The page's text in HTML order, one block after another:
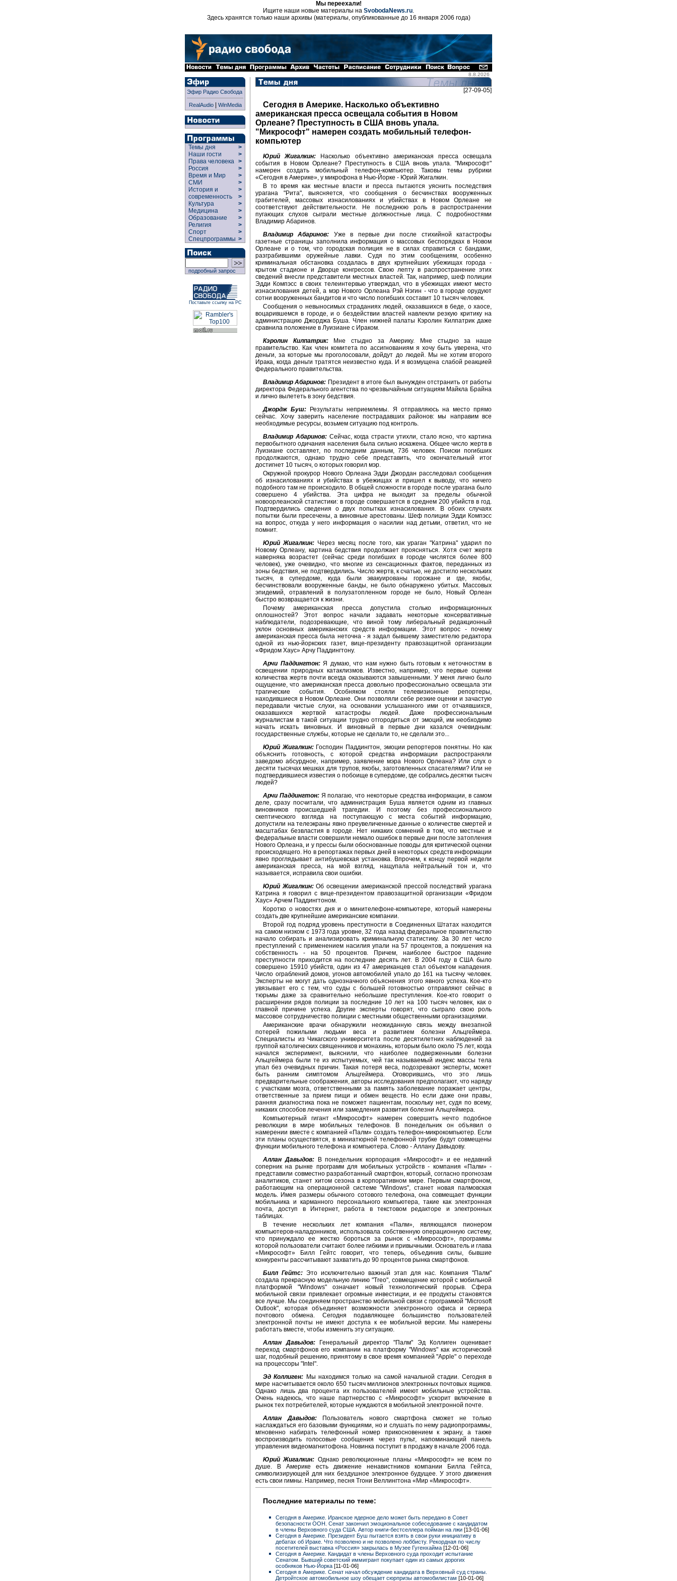
Мы переехали!
Ищите наши новые материалы на SvobodaNews.ru.
Здесь хранятся только наши архивы (материалы, опубликованные до 16 января 2006 года)
8.8.2026
Эфир Радио Свобода
RealAudio| WinMedia
Темы дня
>
Наши гости
>
Права человека >
Россия
>
Время и Мир
>
СМИ
>
История и
современность
>
>
Культура
>
Медицина
>
Образование
>
Религия
>
Спорт
>
Спецпрограммы >
подробный запрос
Поставьте ссылку на РС
[27-09-05]
Сегодня в Америке. Насколько объективно
американская пресса освещала события в Новом
Орлеане? Преступность в США вновь упала.
"Микрософт" намерен создать мобильный телефон-
компьютер
Юрий Жигалкин: Насколько объективно американская пресса освещала
события в Новом Орлеане? Преступность в США вновь упала. "Микрософт"
намерен создать мобильный телефон-компьютер. Таковы темы рубрики
«Сегодня в Америке», у микрофона в Нью-Йорке - Юрий Жигалкин.
В то время как местные власти и пресса пытаются уяснить последствия
урагана "Рита", выясняется, что сообщения о бесчинствах вооруженных
грабителей, массовых изнасилованиях и убийствах в Новом Орлеане не
соответствуют действительности. Не последнюю роль в распространении
пугающих слухов сыграли местные должностные лица. С подробностями
Владимир Абаринов.
Владимир Абаринов: Уже в первые дни после стихийной катастрофы
газетные страницы заполнила информация о массовых беспорядках в Новом
Орлеане и о том, что городская полиция не в силах справиться с бандами,
разграбившими оружейные лавки. Судя по этим сообщениям, особенно
криминальная обстановка создалась в двух крупнейших убежищах города -
крытом стадионе и Дворце конгрессов. Свою лепту в распространение этих
сведений внесли представители местных властей. Так, например, шеф полиции
Эдди Компэсс в своих телеинтервью утверждал, что в убежищах имеют место
изнасилования детей, а мэр Нового Орлеана Рэй Нэгин - что в городе орудуют
сотни вооруженных бандитов и что число погибших составит 10 тысяч человек.
Сообщения о невыносимых страданиях людей, оказавшихся в беде, о хаосе,
воцарившемся в городе, и о бездействии властей навлекли резкую критику на
администрацию Джорджа Буша. Член нижней палаты Кэролин Килпатрик даже
сравнила положение в Луизиане с Ираком.
Кэролин Килпатрик: Мне стыдно за Америку. Мне стыдно за наше
правительство. Как член комитета по ассигнованиям я хочу быть уверена, что
деньги, за которые мы проголосовали, дойдут до людей. Мы не хотим второго
Ирака, когда деньги тратятся неизвестно куда. И я возмущена слабой реакцией
федерального правительства.
Владимир Абаринов: Президент в итоге был вынужден отстранить от работы
директора Федерального агентства по чрезвычайным ситуациям Майкла Брайна
и лично вылететь в зону бедствия.
Джордж Буш: Результаты неприемлемы. Я отправляюсь на место прямо
сейчас. Хочу заверить население пострадавших районов: мы направим все
необходимые ресурсы, возьмем ситуацию под контроль.
Владимир Абаринов:Сейчас, когда страсти утихли, стало ясно, что картина
первобытного одичания населения была сильно искажена. Общее число жертв в
Луизиане составляет, по последним данным, 736 человек. Поиски погибших
продолжаются, однако трудно себе представить, что окончательный итог
достигнет 10 тысяч, о которых говорил мэр.
Окружной прокурор Нового Орлеана Эдди Джордан расследовал сообщения
об изнасилованиях и убийствах в убежищах и пришел к выводу, что ничего
подобного там не происходило. В общей сложности в городе после урагана было
совершено 4 убийства. Эта цифра не выходит за пределы обычной
новоорлеанской статистики: в городе совершается в среднем 200 убийств в год.
Подтвердились сведения о двух попытках изнасилования. В обоих случаях
попытки были пресечены, а виновные арестованы. Шеф полиции Эдди Компэсс
на вопрос, откуда у него информация о насилии над детьми, ответил, что не
помнит.
Юрий Жигалкин: Через месяц после того, как ураган "Катрина" ударил по
Новому Орлеану, картина бедствия продолжает проясняться. Хотя счет жертв
наверняка возрастет (сейчас среди погибших в городе числятся более 800
человек), уже очевидно, что многие из сенсационных фактов, переданных из
зоны бедствия, не подтвердились. Число жертв, к счатью, не достигло нескольких
тысяч, в супердоме, куда были эвакуированы горожане и где, якобы,
бесчинствовали вооруженные банды, не было обнаружено убитых. Массовых
эпидемий, отравлений в полузатопленном городе не было, Новый Орлеан
быстро возвращается к жизни.
Почему американская пресса допустила столько информационных
оплошностей? Этот вопрос начали задавать некоторые консервативные
наблюдатели, подозревающие, что виной тому либеральный редакционный
уклон основных американских средств информации. Этот вопрос - почему
американская пресса была неточна - я задал бывшему заместителю редактора
одной из нью-йоркских газет, вице-президенту правозащитной организации
«Фридом Хаус» Арчу Паддингтону.
Арчи Паддингтон:Я думаю, что нам нужно быть готовым к неточностям в
освещении природных катаклизмов. Известно, например, что первые оценки
количества жертв почти всегда оказываются завышенными. У меня лично было
ощущение, что американская пресса довольно профессионально освещала эти
трагические события. Особняком стояли телевизионные репортеры,
находившиеся в Новом Орлеане. Они позволяли себе резкие оценки и зачастую
передавали чистые слухи, на основании услышанного ими от отчаявшихся,
оказавшихся жертвой катастрофы людей. Даже профессиональным
журналистам в такой ситуации трудно отгородиться от эмоций, им необходимо
начать искать виновных. И виновный в первые дни казался очевидным:
государственные службы, которые не сделали то, не сделали это...
Юрий Жигалкин: Господин Паддингтон, эмоции репортеров понятны. Но как
объяснить готовность, с которой средства информации распространяли
заведомо абсурдное, например, заявление мэра Нового Орлеана? Или слух о
десяти тысячах мешках для трупов, якобы, заготовленных спасателями? Или не
подтвердившиеся известия о побоище в супердоме, где собрались десятки тысяч
людей?
Арчи Паддингтон:Я полагаю, что некоторые средства информации, в самом
деле, сразу посчитали, что администрация Буша является одним из главных
виновников происшедшей трагедии. И поэтому без профессионального
скептического взгляда на поступающую с места событий информацию,
допустили на телеэкраны явно преувеличенные данные о количестве смертей и
масштабах безвластия в городе. Нет никаких сомнений в том, что местные и
федеральные власти совершили немало ошибок в первые дни после затопления
Нового Орлеана, и у прессы были обоснованные поводы для критической оценки
происходящего. Но в репортажах первых дней в некоторых средств информации
явно проглядывает антибушевская установка. Впрочем, к концу первой недели
американская пресса, на мой взгляд, нащупала нейтральный тон и, что
называется, исправила свои ошибки.
Юрий Жигалкин:Об освещении американской прессой последствий урагана
Катрина я говорил с вице-президентом правозащитной организации «Фридом
Хаус» Арчем Паддингтоном.
Коротко о новостях дня и о минителефоне-компьютере, который намерены
создать две крупнейшие американские компании.
Второй год подряд уровень преступности в Соединенных Штатах находится
на самом низком с 1973 года уровне, 32 года назад федеральное правительство
начало собирать и анализировать криминальную статистику. За 30 лет число
преступлений с применением насилия упали на 57 процентов, а покушения на
собственность - на 50 процентов. Причем, наиболее быстрое падение
преступности приходится на последние десять лет. В 2004 году в США было
совершено 15910 убийств, один из 47 американцев стал объектом нападения.
Число ограблений домов, угонов автомобилей упало до 161 на тысячу человек.
Эксперты не могут дать однозначного объяснения этого явного успеха. Кое-кто
увязывает его с тем, что суды с большей готовностью отправляют сейчас в
тюрьмы даже за сравнительно небольшие преступления. Кое-кто говорит о
расширении рядов полиции за последние 10 лет на 100 тысяч человек, как о
главной причине успеха. Другие эксперты говорят, что сыграло свою роль
массовое сотрудничество полиции с местными общественными организациями.
Американские врачи обнаружили неожиданную связь между внезапной
потерей пожилыми людьми веса и развитием болезни Альцгеймера.
Специалисты из Чикагского университета после десятилетних наблюдений за
группой католических священников и монахинь, которым было около 75 лет, когда
начался эксперимент, выяснили, что наиболее подверженными болезни
Альцгеймера были те из испытуемых, чей так называемый индекс массы тела
упал без очевидных причин. Такая потеря веса, подозревают эксперты, может
быть ранним симптомом Альцгеймера. Оговорившись, что это лишь
предварительные соображения, авторы исследования предполагают, что наряду
с участками мозга, ответственными за память заболевание поражает центры,
ответственные за прием пищи и обмен веществ. Но если даже они правы,
ранняя диагностика пока не поможет пациентам, поскольку нет, судя по всему,
никаких способов лечения или замедления развития болезни Альцгеймера.
Компьютерный гигант «Микрософт» намерен совершить нечто подобное
революции в мире мобильных телефонов. В понедельник он объявил о
намерении вместе с компанией «Палм» создать телефон-микрокомпьютер. Если
эти планы осуществятся, в миниатюрной телефонной трубке будут совмещены
функции мобильного телефона и компьютера. Слово - Аллану Давыдову.
Аллан Давыдов:В понедельник корпорация «Микрософт» и ее недавний
соперник на рынке программ для мобильных устройств - компания «Палм» -
представили совместно разработанный смартфон, который, согласно прогнозам
аналитиков, станет хитом сезона в корпоративном мире. Первым смартфоном,
работающим на операционной системе "Windows", станет новая палмовская
модель. Имея размеры обычного сотового телефона, она совмещает функции
мобильника и карманного персонального компьютера, такие как электронная
почта, доступ в Интернет, работа в текстовом редакторе и электронных
таблицах.
В течение нескольких лет компания «Палм», являющаяся пионером
компьютеров-наладонников, использовала собственную операционную систему,
что принуждало ее жестко бороться за рынок с «Микрософт», программы
которой пользователи считают более гибкими и привычными. Основатель и глава
«Микрософт» Билл Гейтс говорит, что теперь, объединив силы, бывшие
конкуренты рассчитывают захватить до 90 процентов рынка смартфонов.
Билл Гейтс: Это исключительно важный этап для нас. Компания "Палм"
создала прекрасную модельную линию "Treo", совмещение которой с мобильной
платформой "Windows" означает новый технологический прорыв. Сфера
мобильной связи привлекает огромные инвестиции, и ее продукты становятся
все лучше. Мы соединяем пространство мобильной связи с программой "Microsoft
Outlook", которая объединяет возможности электронного офиса и сервера
почтового обмена. Сегодня подавляющее большинство пользователей
электронной почты не имеют доступа к ее мобильной версии. Мы намерены
работать вместе, чтобы изменить эту ситуацию.
Аллан Давыдов:Генеральный директор "Палм" Эд Коллиген оценивает
переход смартфонов его компании на платформу "Windows" как исторический
шаг, подобный решению, принятому в свое время компанией "Apple" о переходе
на процессоры "Intel".
Эд Коллиген: Мы находимся только на самой начальной стадии. Сегодня в
мире насчитывается около 650 тысяч миллионов электронных почтовых ящиков.
Однако лишь два процента их пользователей имеют мобильные устройства.
Очень надеюсь, что наше партнерство с «Микрософт» ускорит включение в
рынок тех потребителей, которые нуждаются в мобильной электронной почте.
Аллан Давыдов:Пользователь нового смартфона сможет не только
наслаждаться его базовыми функциями, но и слушать по нему радиопрограммы,
мгновенно набирать телефонный номер прикосновением к экрану, а также
воспроизводить голосовые сообщения через пульт, напоминающий панель
управления видеомагнитофона. Новинка поступит в продажу в начале 2006 года.
Юрий Жигалкин: Однако революционные планы «Микрософт» не всем по
душе. В Америке есть движение ненавистников компании Билла Гейтса,
символизирующей для них бездушное электронное будущее. У этого движения
есть свои гимны. Например, песня Тгони Веллингтона «Мир «Микрософт».
Последние материалы по теме:
Сегодня в Америке. Иранское ядерное дело может быть передано в Совет
безопасности ООН. Сенат закончил эмоциональное собеседование с кандидатом
в члены Верховного суда США. Автор книги-бестселлера пойман на лжи [13-01-06]
Сегодня в Америке. Президент Буш пытается взять в свои руки инициативу в
дебатах об Ираке. Что позволено и не позволено лоббисту. Рекордная по числу
посетителей выставка «Россия» закрылась в Музее Гугенхайма [12-01-06]
Сегодня в Америке. Кандидат в члены Верховного суда проходит испытание
Сенатом. Бывший советский иммигрант покупает один из самых дорогих
особняков Нью-Йорка [11-01-06]
Сегодня в Америке. Сенат начал обсуждение кандидата в Верховный суд страны.
Детройтское автомобильное шоу обещает сюрпризы автомобилистам [10-01-06]